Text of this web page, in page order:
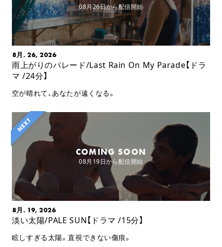
08月26日から配信開始
8月. 26, 2026
雨上がりのパレード/Last Rain On My Parade【ドラ
マ /24分】
空が晴れて、あなたが遠くなる。
COMING SOON
08月19日から配信開始
8月. 19, 2026
淡い太陽/PALE SUN【ドラマ /15分】
眩しすぎる太陽。直視できない傷痕。